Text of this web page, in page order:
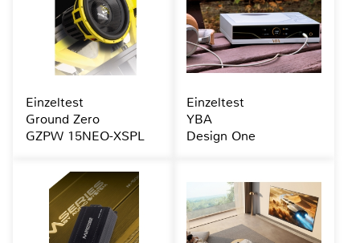
Einzeltest
Ground Zero
GZPW 15NEO-XSPL
Einzeltest
YBA
Design One